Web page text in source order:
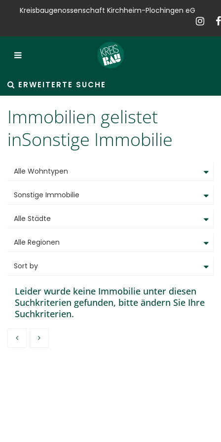
Bauen
Verwalten
Service
Kreisbaugenossenschaft Kirchheim-Plochingen eG
ERWEITERTE SUCHE
Immobilien gelistet
inSonstige Immobilie
Alle Wohntypen
Sonstige Immobilie
Alle Städte
Alle Regionen
Sort by
Leider wurde keine Immobilie unter diesen
Suchkriterien gefunden, bitte ändern Sie Ihre
Suchkriterien.